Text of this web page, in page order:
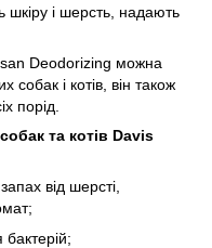
шкіру і шерсть, надають
Deodorizing можна
собак і котів, він також
порід.
та котів Davis
від шерсті,